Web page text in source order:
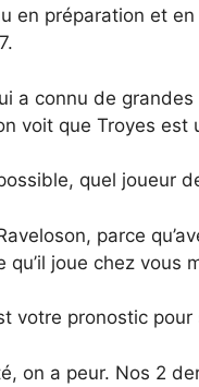
en préparation et
a connu de
voit que Troyes est
quel joueur
parce
qu’il joue chez
votre pronostic pour
on a peur. Nos 2